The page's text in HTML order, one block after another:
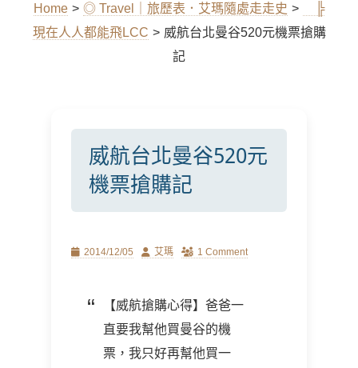
Home > ◎ Travel｜旅歷表．艾瑪隨處走走史 >
╠
現在人人都能飛LCC > 威航台北曼谷520元機票搶購
記
威航台北曼谷520元
機票搶購記
Posted2014/12/05 Author
艾瑪 1 Comment
【威航搶購心得】爸爸一
直要我幫他買曼谷的機
票，我只好再幫他買一